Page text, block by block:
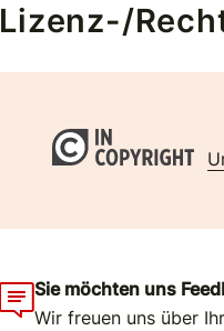
Lizenz-/
Sie möchten uns
Wir freuen uns über